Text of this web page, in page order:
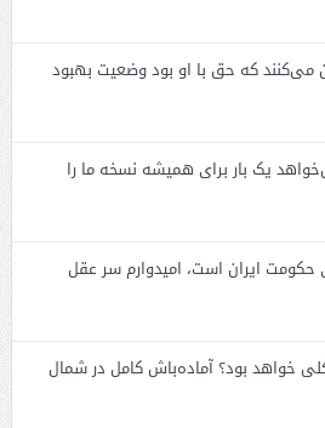
می‌کنند که حق با او بود وضعیت بهبود
یک بار برای همیشه نسخه ما را
حکومت ایران است، امیدوارم سر عقل
خواهد بود؟ آماده‌باش کامل در شمال